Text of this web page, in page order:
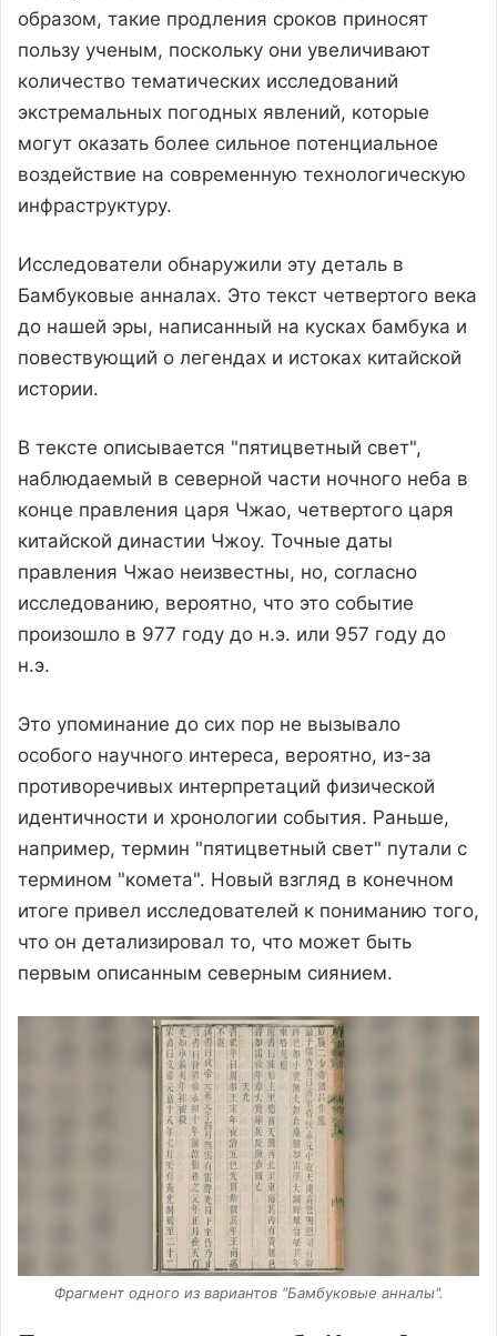
образом, такие продления сроков приносят
пользу ученым, поскольку они увеличивают
количество тематических исследований
экстремальных погодных явлений, которые
могут оказать более сильное потенциальное
воздействие на современную технологическую
инфраструктуру.
Исследователи обнаружили эту деталь в
Бамбуковые анналах. Это текст четвертого века
до нашей эры, написанный на кусках бамбука и
повествующий о легендах и истоках китайской
истории.
В тексте описывается "пятицветный свет",
наблюдаемый в северной части ночного неба в
конце правления царя Чжао, четвертого царя
китайской династии Чжоу. Точные даты
правления Чжао неизвестны, но, согласно
исследованию, вероятно, что это событие
произошло в 977 году до н.э. или 957 году до
н.э.
Это упоминание до сих пор не вызывало
особого научного интереса, вероятно, из-за
противоречивых интерпретаций физической
идентичности и хронологии события. Раньше,
например, термин "пятицветный свет" путали с
термином "комета". Новый взгляд в конечном
итоге привел исследователей к пониманию того,
что он детализировал то, что может быть
первым описанным северным сиянием.
Фрагмент одного из вариантов "Бамбуковые анналы".